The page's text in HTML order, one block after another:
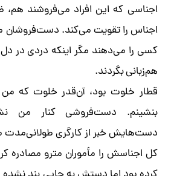
اجناسی که این افراد می‌فروشند
اجناس را تقویت می‌کند. دست‌فروشان
کسی را می‌دهند مگر اینکه دردی در
هم‌زبانی بگردند.
قطار خلوت بود، آ‌ن‌قدر خلوت که
بنشینم. دست‌فروشی کنار من
دست‌هایش خبر از کارگری
کل اجناسش را مأموران مترو مصادره